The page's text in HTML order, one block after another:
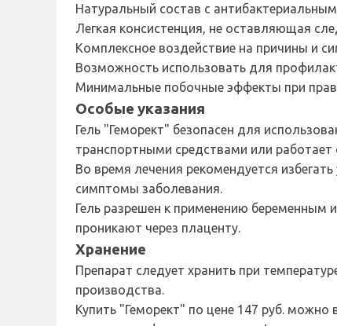
Натуральный состав с
Легкая консистенция, не оставляющая
Комплексное воздействие на причины и
Возможность использовать для
Минимальные побочные эффекты при
Особые указания
Гель "Геморект" безопасен для
транспортными средствами или работает
Во время лечения рекомендуется
симптомы заболевания.
Гель разрешен к применению
проникают через плаценту.
Хранение
Препарат следует хранить при
производства.
Купить "Геморект" по цене 147 руб.